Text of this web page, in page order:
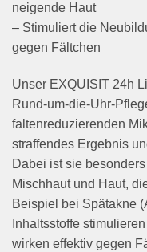
neigende Haut
– Stimuliert die
gegen Fältchen
Unser EXQUISIT 24h
Rund-um-die-Uhr-
faltenreduzierenden
straffendes Ergebnis
Dabei ist sie
Mischhaut und Haut,
Beispiel bei Spätakne
Inhaltsstoffe
wirken effektiv gegen